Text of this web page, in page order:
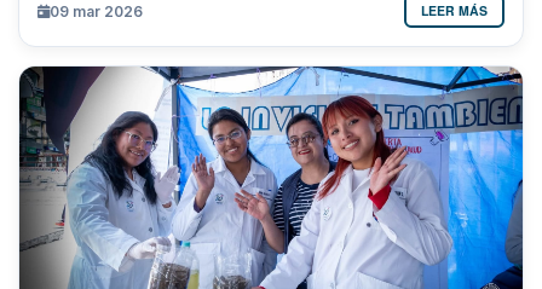
09 mar 2026 LEER MÁS